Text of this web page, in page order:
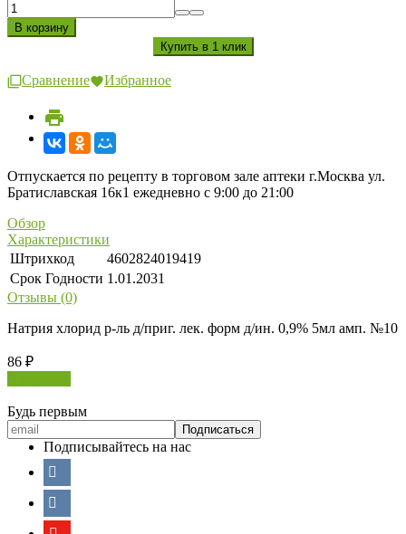
Сравнение Избранное
Отпускается по рецепту в торговом зале аптеки г.Москва ул.
Братиславская 16к1 ежедневно с 9:00 до 21:00
Обзор
Характеристики
Штрихкод
4602824019419
Срок Годности 1.01.2031
Отзывы (0)
Натрия хлорид р-ль д/приг. лек. форм д/ин. 0,9% 5мл амп. №10
86 ₽
Будь первым
Подписывайтесь на нас